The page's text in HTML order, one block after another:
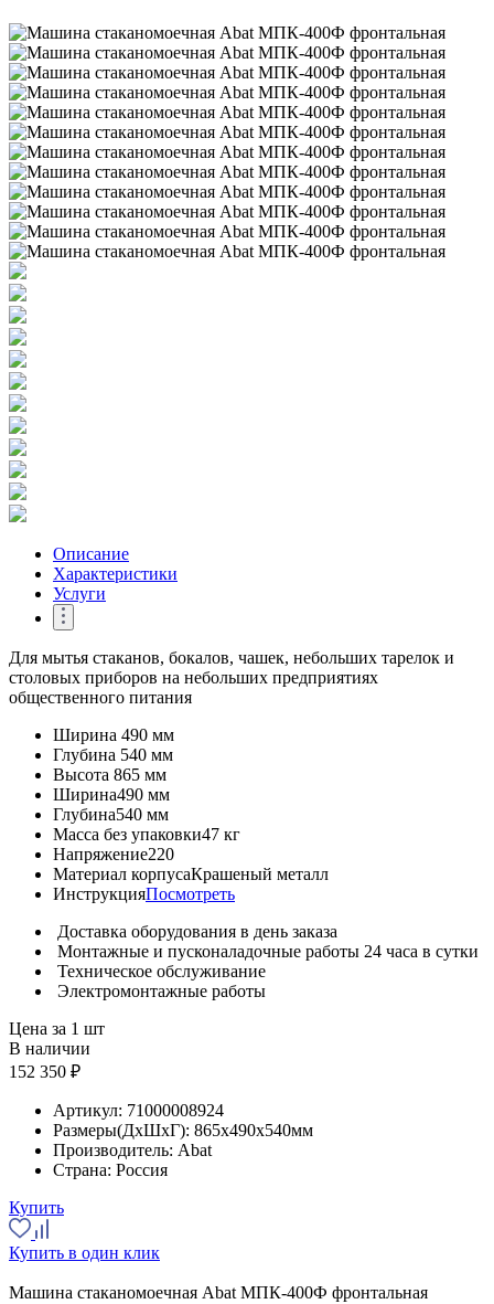
Описание
Характеристики
Услуги
Для мытья стаканов, бокалов, чашек, небольших тарелок и
столовых приборов на небольших предприятиях
общественного питания
Ширина 490 мм
Глубина 540 мм
Высота 865 мм
Ширина490 мм
Глубина540 мм
Масса без упаковки47 кг
Напряжение220
Материал корпусаКрашеный металл
ИнструкцияПосмотреть
Доставка оборудования в день заказа
Монтажные и пусконаладочные работы 24 часа в сутки
Техническое обслуживание
Электромонтажные работы
Цена за 1 шт
В наличии
152 350 ₽
Артикул: 71000008924
Размеры(ДхШхГ): 865x490x540мм
Производитель: Abat
Страна: Россия
Купить
Купить в один клик
Машина стаканомоечная Abat МПК-400Ф фронтальная